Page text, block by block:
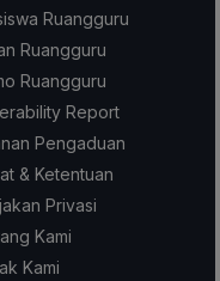
Ruangguru
Ruangguru
Ruangguru
Report
Pengaduan
& Ketentuan
Privasi
Kami
Kami